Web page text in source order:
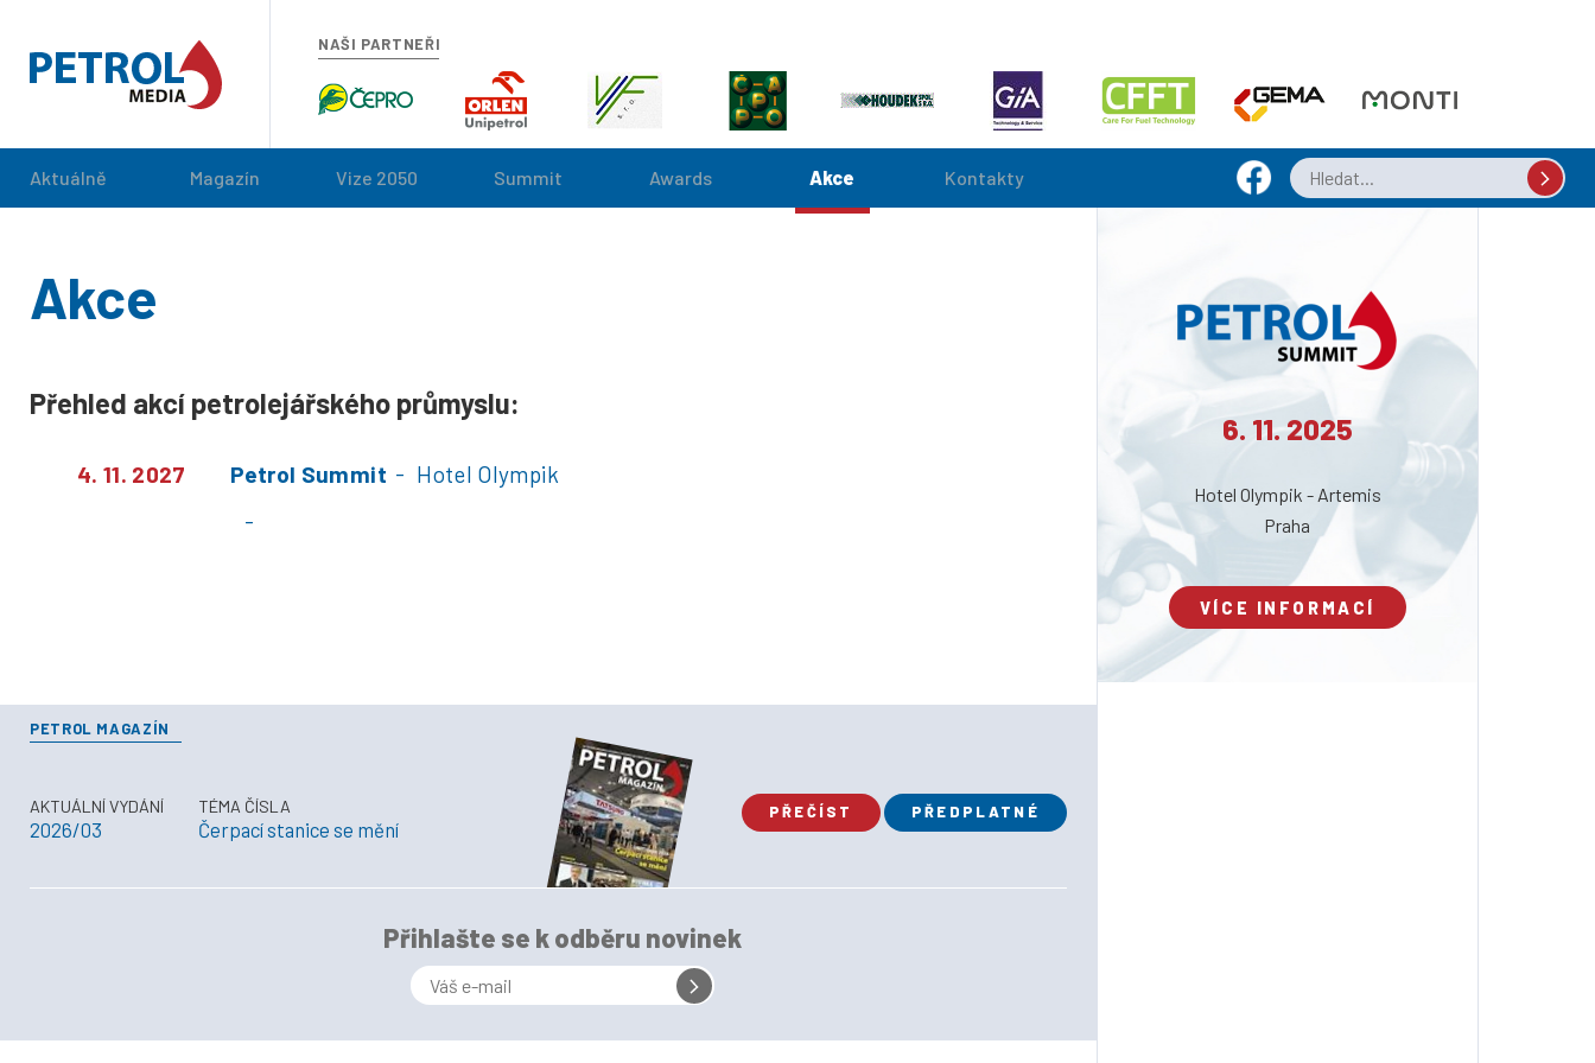
NAŠI PARTNEŘI
Aktuálně Magazín Vize 2050 Summit Awards Akce Kontakty
Akce
Přehled akcí petrolejářského průmyslu:
4. 11. 2027 Petrol Summit Hotel Olympik
PETROL MAGAZÍN
AKTUÁLNÍ VYDÁNÍ
2026/03
TÉMA ČÍSLA
Čerpací stanice se mění
PŘEČÍST PŘEDPLATNÉ
Přihlašte se k odběru novinek
6. 11. 2025
Hotel Olympik - Artemis
Praha
VÍCE INFORMACÍ